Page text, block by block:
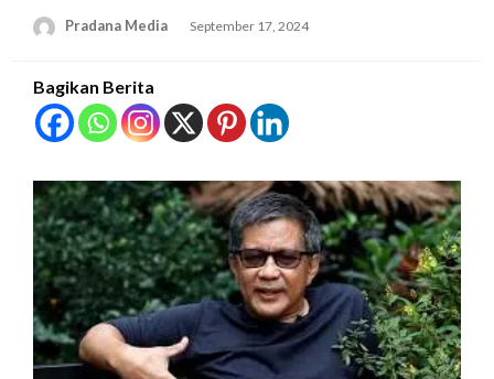
Pradana Media September 17, 2024
Bagikan Berita